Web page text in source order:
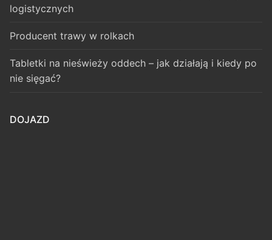
logistycznych
Producent trawy w rolkach
Tabletki na nieświeży oddech – jak działają i kiedy po
nie sięgać?
DOJAZD